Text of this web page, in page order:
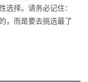
选择。请务必记住：
，而是要去挑选最了